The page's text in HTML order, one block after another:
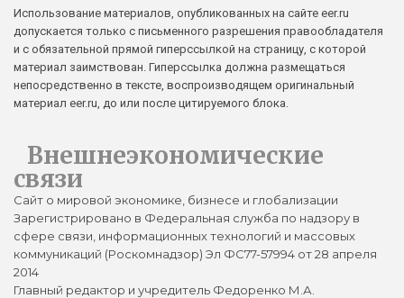
Использование материалов, опубликованных на сайте eer.ru
допускается только с письменного разрешения правообладателя
и с обязательной прямой гиперссылкой на страницу, с которой
материал заимствован. Гиперссылка должна размещаться
непосредственно в тексте, воспроизводящем оригинальный
материал eer.ru, до или после цитируемого блока.
Внешнеэкономические
связи
Сайт о мировой экономике, бизнесе и глобализации
Зарегистрировано в Федеральная служба по надзору в
сфере связи, информационных технологий и массовых
коммуникаций (Роскомнадзор) Эл ФС77-57994 от 28 апреля
2014
Главный редактор и учредитель Федоренко М.А.